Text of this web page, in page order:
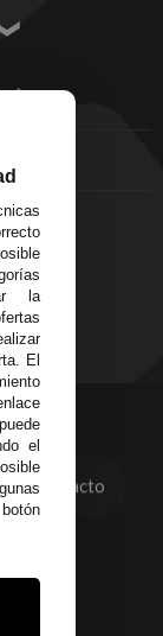
44
Contacto
la
El
el